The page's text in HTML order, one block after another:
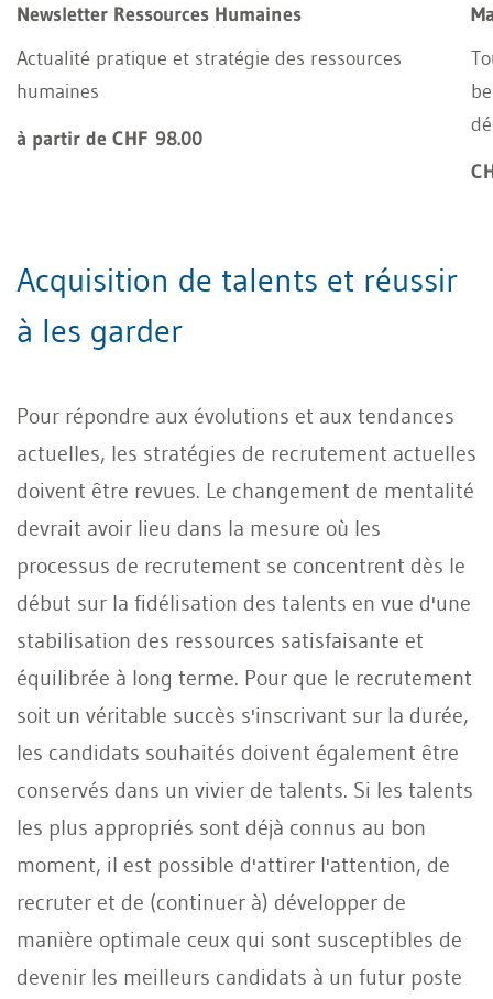
Newsletter Ressources Humaines
Actualité pratique et stratégie des ressources
humaines
à partir de CHF 98.00
Acquisition de talents et réussir
à les garder
Pour répondre aux évolutions et aux tendances
actuelles, les stratégies de recrutement actuelles
doivent être revues. Le changement de mentalité
devrait avoir lieu dans la mesure où les
processus de recrutement se concentrent dès le
début sur la fidélisation des talents en vue d'une
stabilisation des ressources satisfaisante et
équilibrée à long terme. Pour que le recrutement
soit un véritable succès s'inscrivant sur la durée,
les candidats souhaités doivent également être
conservés dans un vivier de talents. Si les talents
les plus appropriés sont déjà connus au bon
moment, il est possible d'attirer l'attention, de
recruter et de (continuer à) développer de
manière optimale ceux qui sont susceptibles de
devenir les meilleurs candidats à un futur poste